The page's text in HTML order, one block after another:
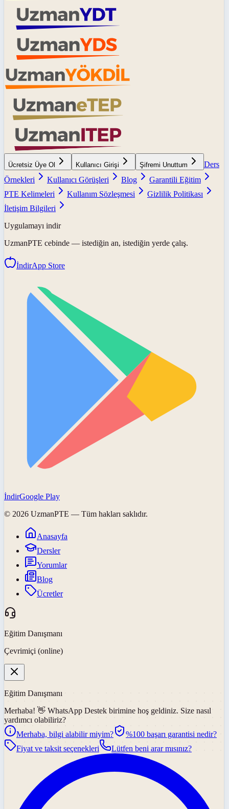
Ücretsiz Üye Ol Kullanıcı Girişi Şifremi Unuttum
Ders
Örnekleri
Kullanıcı Görüşleri Blog
Garantili Eğitim
PTE Kelimeleri
Kullanım Sözleşmesi
Gizlilik Politikası
İletişim Bilgileri
Uygulamayı indir
UzmanPTE cebinde — istediğin an, istediğin yerde çalış.
İndirApp Store
İndirGoogle Play
© 2026 UzmanPTE — Tüm hakları saklıdır.
Anasayfa
Dersler
Yorumlar
Blog
Ücretler
Eğitim Danışmanı
Çevrimiçi (online)
Eğitim Danışmanı
Merhaba! 👋 WhatsApp Destek birimine hoş geldiniz. Size nasıl
yardımcı olabiliriz?
Merhaba, bilgi alabilir miyim?
%100 başarı garantisi nedir?
Fiyat ve taksit seçenekleri
Lütfen beni arar mısınız?